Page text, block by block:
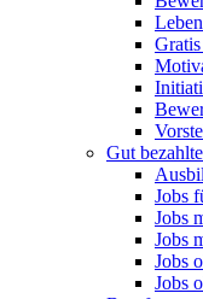
Gut
Jobs
Jobs
Jobs
Jobs
Jobs